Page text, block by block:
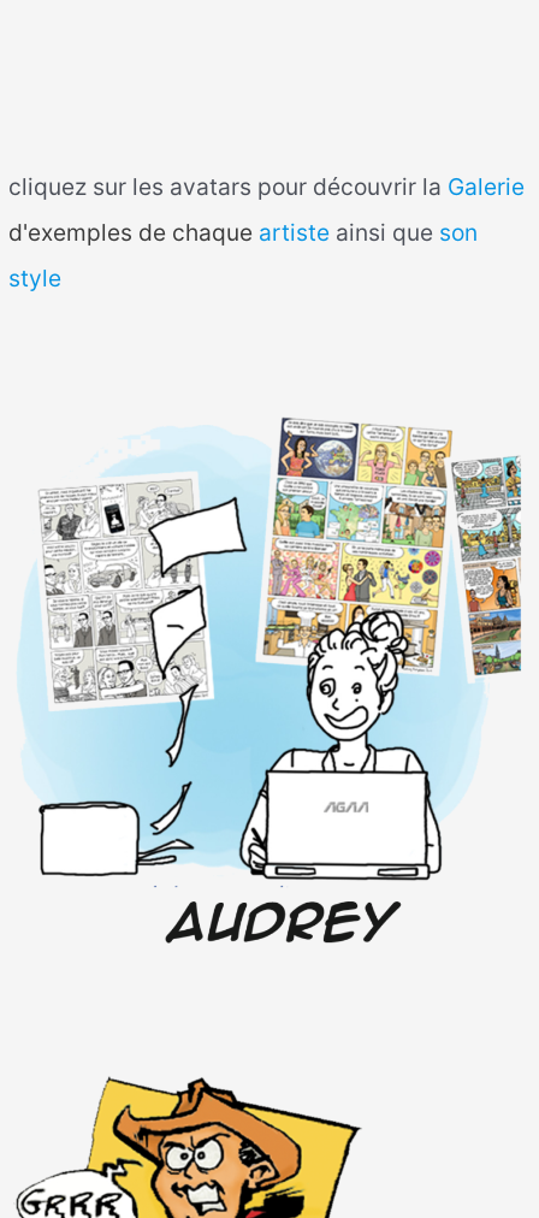
cliquez sur les avatars pour découvrir la Galerie
d'exemples de chaque artiste ainsi que son
style